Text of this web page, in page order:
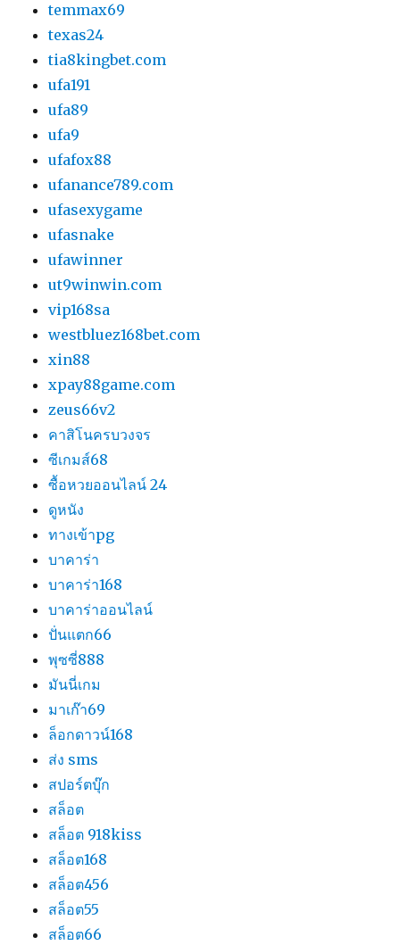
temmax69
texas24
tia8kingbet.com
ufa191
ufa89
ufa9
ufafox88
ufanance789.com
ufasexygame
ufasnake
ufawinner
ut9winwin.com
vip168sa
westbluez168bet.com
xin88
xpay88game.com
zeus66v2
คาสิโนครบวงจร
ซีเกมส์68
ซื้อหวยออนไลน์ 24
ดูหนัง
ทางเข้าpg
บาคาร่า
บาคาร่า168
บาคาร่าออนไลน์
ปั่นแตก66
พุซซี่888
มันนี่เกม
มาเก๊า69
ล็อกดาวน์168
ส่ง sms
สปอร์ตบุ๊ก
สล็อต
สล็อต 918kiss
สล็อต168
สล็อต456
สล็อต55
สล็อต66